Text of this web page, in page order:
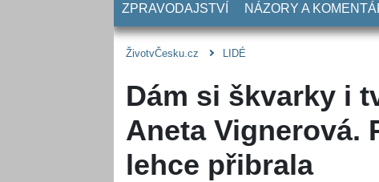
ZPRAVODAJSTVÍ NÁZORY A
ŽivotvČesku.cz LIDÉ
Dám si škvarky i
Aneta Vignerová.
lehce přibrala